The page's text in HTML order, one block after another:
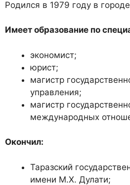
Родился в 1979 году в
Имеет образование по
экономист;
юрист;
магистр
управления;
магистр
международных
Окончил:
Таразский
имени М.Х. Дулати;